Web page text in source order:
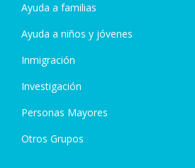
Ayuda a familias
Ayuda a niños y jóvenes
Inmigración
Investigación
Personas Mayores
Otros Grupos